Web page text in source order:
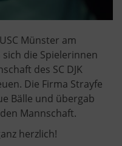
Münster am
die Spielerinnen
des SC DJK
Die Firma Strayfe
Bälle und übergab
Mannschaft.
herzlich!